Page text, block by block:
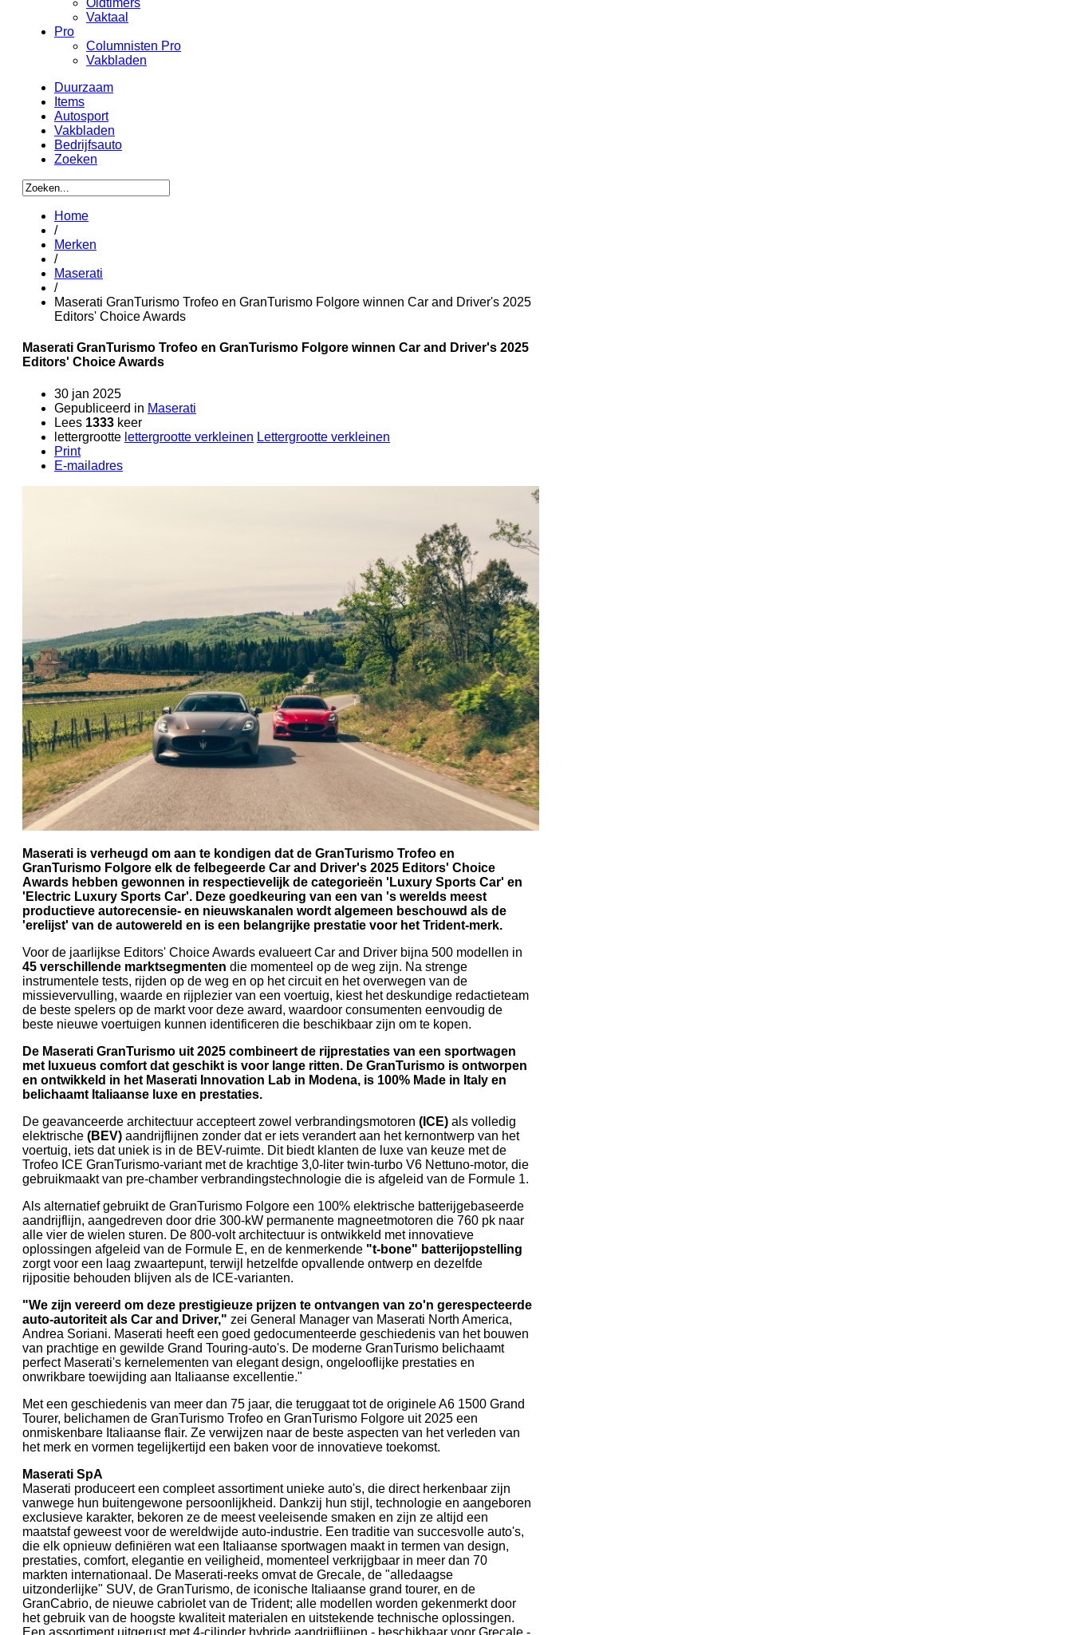
Oldtimers
Vaktaal
Pro
Columnisten Pro
Vakbladen
Duurzaam
Items
Autosport
Vakbladen
Bedrijfsauto
Zoeken
Home
/
Merken
/
Maserati
/
Maserati GranTurismo Trofeo en GranTurismo Folgore winnen Car and Driver's 2025
Editors' Choice Awards
Maserati GranTurismo Trofeo en GranTurismo Folgore winnen Car and Driver's 2025
Editors' Choice Awards
30 jan 2025
Gepubliceerd in Maserati
Lees 1333 keer
lettergrootte lettergrootte verkleinen Lettergrootte verkleinen
Print
E-mailadres
Maserati is verheugd om aan te kondigen dat de GranTurismo Trofeo en
GranTurismo Folgore elk de felbegeerde Car and Driver's 2025 Editors' Choice
Awards hebben gewonnen in respectievelijk de categorieën 'Luxury Sports Car' en
'Electric Luxury Sports Car'. Deze goedkeuring van een van 's werelds meest
productieve autorecensie- en nieuwskanalen wordt algemeen beschouwd als de
'erelijst' van de autowereld en is een belangrijke prestatie voor het Trident-merk.
Voor de jaarlijkse Editors' Choice Awards evalueert Car and Driver bijna 500 modellen in
45 verschillende marktsegmenten die momenteel op de weg zijn. Na strenge
instrumentele tests, rijden op de weg en op het circuit en het overwegen van de
missievervulling, waarde en rijplezier van een voertuig, kiest het deskundige redactieteam
de beste spelers op de markt voor deze award, waardoor consumenten eenvoudig de
beste nieuwe voertuigen kunnen identificeren die beschikbaar zijn om te kopen.
De Maserati GranTurismo uit 2025 combineert de rijprestaties van een sportwagen
met luxueus comfort dat geschikt is voor lange ritten. De GranTurismo is ontworpen
en ontwikkeld in het Maserati Innovation Lab in Modena, is 100% Made in Italy en
belichaamt Italiaanse luxe en prestaties.
De geavanceerde architectuur accepteert zowel verbrandingsmotoren (ICE) als volledig
elektrische (BEV) aandrijflijnen zonder dat er iets verandert aan het kernontwerp van het
voertuig, iets dat uniek is in de BEV-ruimte. Dit biedt klanten de luxe van keuze met de
Trofeo ICE GranTurismo-variant met de krachtige 3,0-liter twin-turbo V6 Nettuno-motor, die
gebruikmaakt van pre-chamber verbrandingstechnologie die is afgeleid van de Formule 1.
Als alternatief gebruikt de GranTurismo Folgore een 100% elektrische batterijgebaseerde
aandrijflijn, aangedreven door drie 300-kW permanente magneetmotoren die 760 pk naar
alle vier de wielen sturen. De 800-volt architectuur is ontwikkeld met innovatieve
oplossingen afgeleid van de Formule E, en de kenmerkende "t-bone" batterijopstelling
zorgt voor een laag zwaartepunt, terwijl hetzelfde opvallende ontwerp en dezelfde
rijpositie behouden blijven als de ICE-varianten.
"We zijn vereerd om deze prestigieuze prijzen te ontvangen van zo'n gerespecteerde
auto-autoriteit als Car and Driver," zei General Manager van Maserati North America,
Andrea Soriani. Maserati heeft een goed gedocumenteerde geschiedenis van het bouwen
van prachtige en gewilde Grand Touring-auto's. De moderne GranTurismo belichaamt
perfect Maserati's kernelementen van elegant design, ongelooflijke prestaties en
onwrikbare toewijding aan Italiaanse excellentie."
Met een geschiedenis van meer dan 75 jaar, die teruggaat tot de originele A6 1500 Grand
Tourer, belichamen de GranTurismo Trofeo en GranTurismo Folgore uit 2025 een
onmiskenbare Italiaanse flair. Ze verwijzen naar de beste aspecten van het verleden van
het merk en vormen tegelijkertijd een baken voor de innovatieve toekomst.
Maserati SpA
Maserati produceert een compleet assortiment unieke auto's, die direct herkenbaar zijn
vanwege hun buitengewone persoonlijkheid. Dankzij hun stijl, technologie en aangeboren
exclusieve karakter, bekoren ze de meest veeleisende smaken en zijn ze altijd een
maatstaf geweest voor de wereldwijde auto-industrie. Een traditie van succesvolle auto's,
die elk opnieuw definiëren wat een Italiaanse sportwagen maakt in termen van design,
prestaties, comfort, elegantie en veiligheid, momenteel verkrijgbaar in meer dan 70
markten internationaal. De Maserati-reeks omvat de Grecale, de "alledaagse
uitzonderlijke" SUV, de GranTurismo, de iconische Italiaanse grand tourer, en de
GranCabrio, de nieuwe cabriolet van de Trident; alle modellen worden gekenmerkt door
het gebruik van de hoogste kwaliteit materialen en uitstekende technische oplossingen.
Een assortiment uitgerust met 4-cilinder hybride aandrijflijnen - beschikbaar voor Grecale -